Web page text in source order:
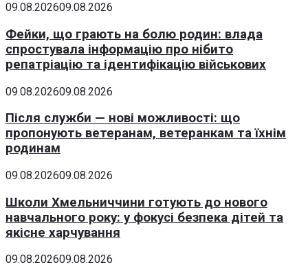
09.08.202609.08.2026
Фейки, що грають на болю родин: влада
спростувала інформацію про нібито
репатріацію та ідентифікацію військових
09.08.202609.08.2026
Після служби — нові можливості: що
пропонують ветеранам, ветеранкам та їхнім
родинам
09.08.202609.08.2026
Школи Хмельниччини готують до нового
навчального року: у фокусі безпека дітей та
якісне харчування
09.08.202609.08.2026